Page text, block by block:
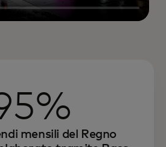
mensili del Regno